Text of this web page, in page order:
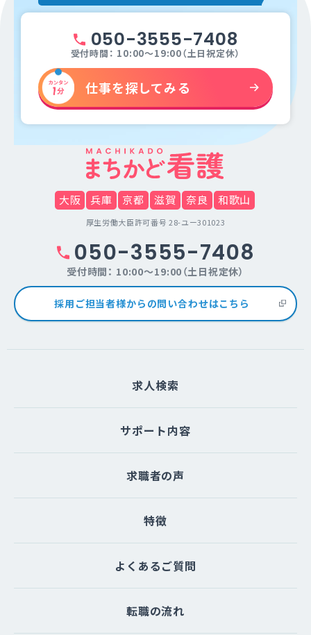
050-3555-7408
受付時間： 10:00～19:00（土日祝定休）
仕事を探してみる
大阪 兵庫 京都 滋賀 奈良 和歌山
厚生労働大臣許可番号 28-ユー301023
050-3555-7408
受付時間： 10:00～19:00（土日祝定休）
採用ご担当者様からの問い合わせはこちら
求人検索
サポート内容
求職者の声
特徴
よくあるご質問
転職の流れ